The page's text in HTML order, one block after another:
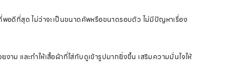
อดีที่สุด ไม่ว่าจะเป็นขนาดคัพหรือขนาดรอบตัว ไม่มีปัญหาเรื่อง
ม และทำให้เสื้อผ้าที่ใส่ทับดูเข้ารูปมากยิ่งขึ้น เสริมความมั่นใจให้